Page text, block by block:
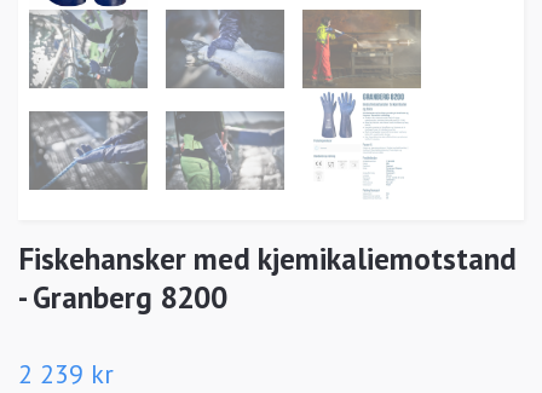
Fiskehansker med kjemikaliemotstand
- Granberg 8200
2 239 kr